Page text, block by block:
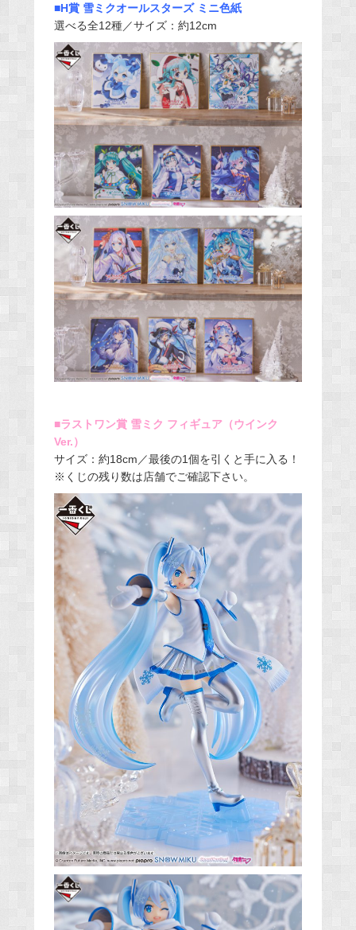
■H賞 雪ミクオールスターズ ミニ色紙
選べる全12種／サイズ：約12cm
■ラストワン賞 雪ミク フィギュア（ウインク
Ver.）
サイズ：約18cm／最後の1個を引くと手に入る！
※くじの残り数は店舗でご確認下さい。